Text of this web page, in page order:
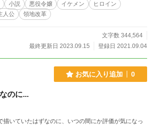
小説 悪役令嬢 イケメン
ヒロイン
人公 領地改革
文字数 344,564
最終更新日 2023.09.15
登録日 2021.09.04
お気に入り追加 0
のに...
描いていたはずなのに、いつの間にか評価が気になっ